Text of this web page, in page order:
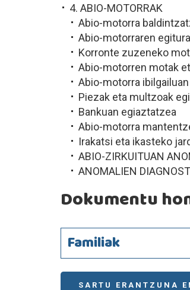
4. ABIO-MOTORRAK
Abio-motorra
Abio-motorraren egitura
Korronte zuzeneko
Abio-motorren motak
Abio-motorra
Piezak eta multzoak
Bankuan egiaztatzea
Abio-motorra
Irakatsi eta ikasteko
ABIO-ZIRKUITUAN
ANOMALIEN
Dokumentu
Familiak
SARTU ERANTZUNA